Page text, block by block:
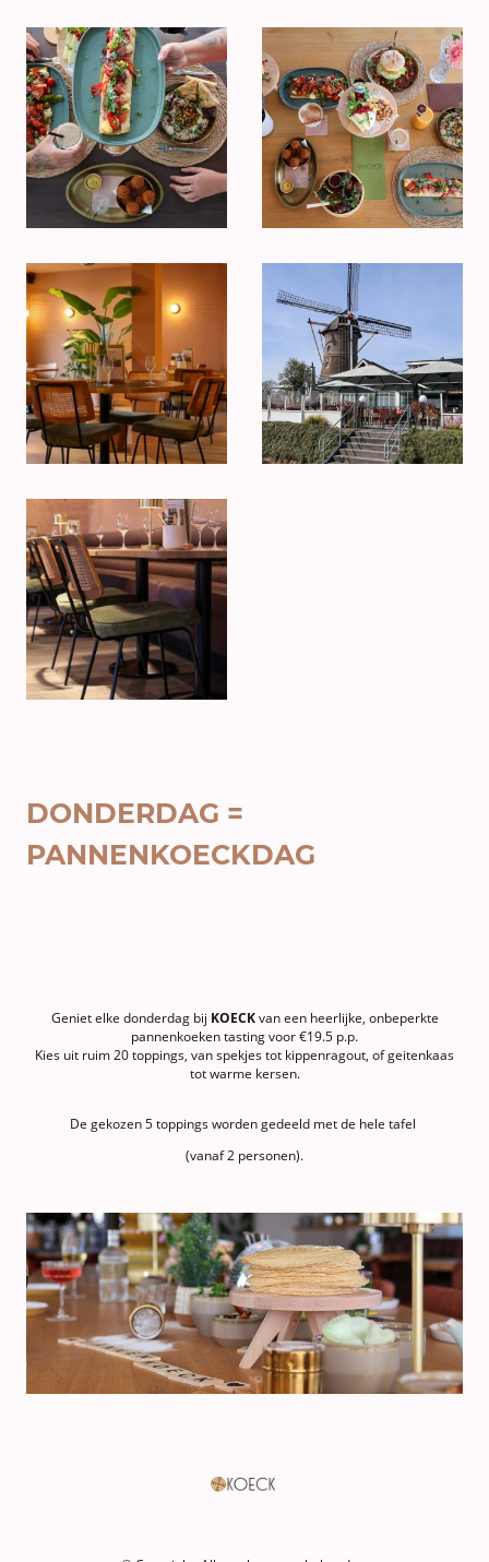
DONDERDAG =
PANNENKOECKDAG
Geniet elke donderdag bij KOECKvan een heerlijke, onbeperkte
pannenkoeken tasting voor €19.5 p.p.
Kies uit ruim 20 toppings, van spekjes tot kippenragout, of geitenkaas
tot warme kersen.
De gekozen 5 toppings worden gedeeld met de hele tafel
(vanaf 2 personen).